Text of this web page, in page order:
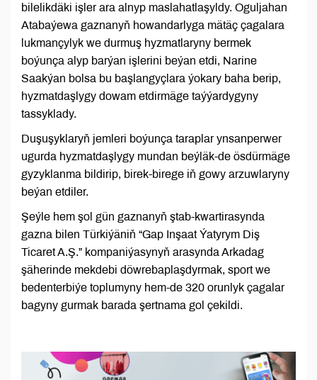
bilelikdäki işler ara alnyp maslahatlaşyldy. Oguljahan
Atabaýewa gaznanyň howandarlyga mätäç çagalara
lukmançylyk we durmuş hyzmatlaryny bermek
boýunça alyp barýan işlerini beýan etdi, Narine
Saakýan bolsa bu başlangyçlara ýokary baha berip,
hyzmatdaşlygy dowam etdirmäge taýýardygyny
tassyklady.
Duşuşyklaryň jemleri boýunça taraplar ynsanperwer
ugurda hyzmatdaşlygy mundan beýläk-de ösdürmäge
gyzyklanma bildirip, birek-birege iň gowy arzuwlaryny
beýan etdiler.
Şeýle hem şol gün gaznanyň ştab-kwartirasynda
gazna bilen Türkiýäniň “Gap Inşaat Ýatyrym Diş
Ticaret A.Ş.” kompaniýasynyň arasynda Arkadag
şäherinde mekdebi döwrebaplaşdyrmak, sport we
bedenterbiýe toplumyny hem-de 320 orunlyk çagalar
bagyny gurmak barada şertnama gol çekildi.